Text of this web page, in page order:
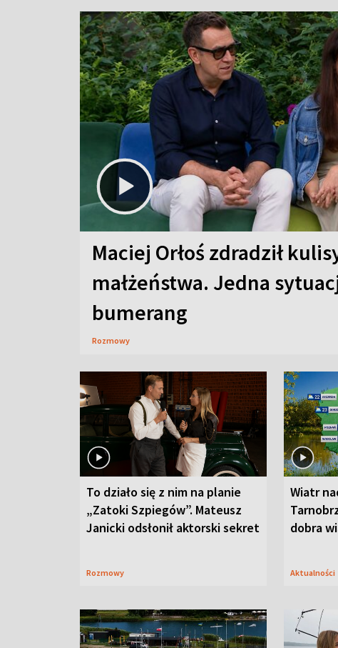
Maciej Orłoś zdradził
małżeństwa. Jedna
bumerang
Rozmowy
To działo się z nim na planie
„Zatoki Szpiegów”. Mateusz
Janicki odsłonił aktorski sekret
Rozmowy
Wiatr
dobra
Aktualności